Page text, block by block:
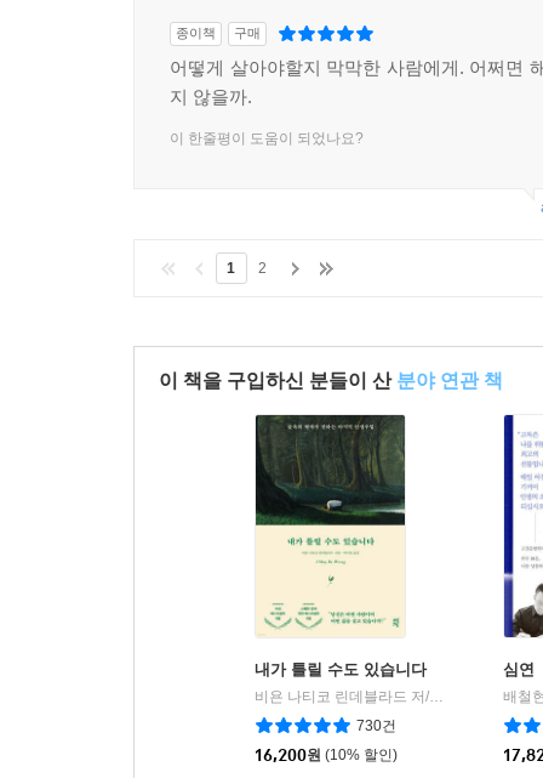
종이책 구매
어떻게 살아야할지 막막한 사람에게. 어쩌면
지 않을까.
이 한줄평이 도움이 되었나요?
1 2
이 책을 구입하신 분들이 산 분야 연관 책
내가 틀릴 수도 있습니다
비욘 나티코 린데블라드 저/토마스 산체스 그림/박미경 역
730건
16,200원 (10% 할인)
심연
배철